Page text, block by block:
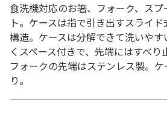
食洗機対応のお箸、フォーク、スプ
ト。ケースは指で引き出すスライ
構造。ケースは分解できて洗いや
くスペース付きで、先端にはすべり
フォークの先端はステンレス製。
り。